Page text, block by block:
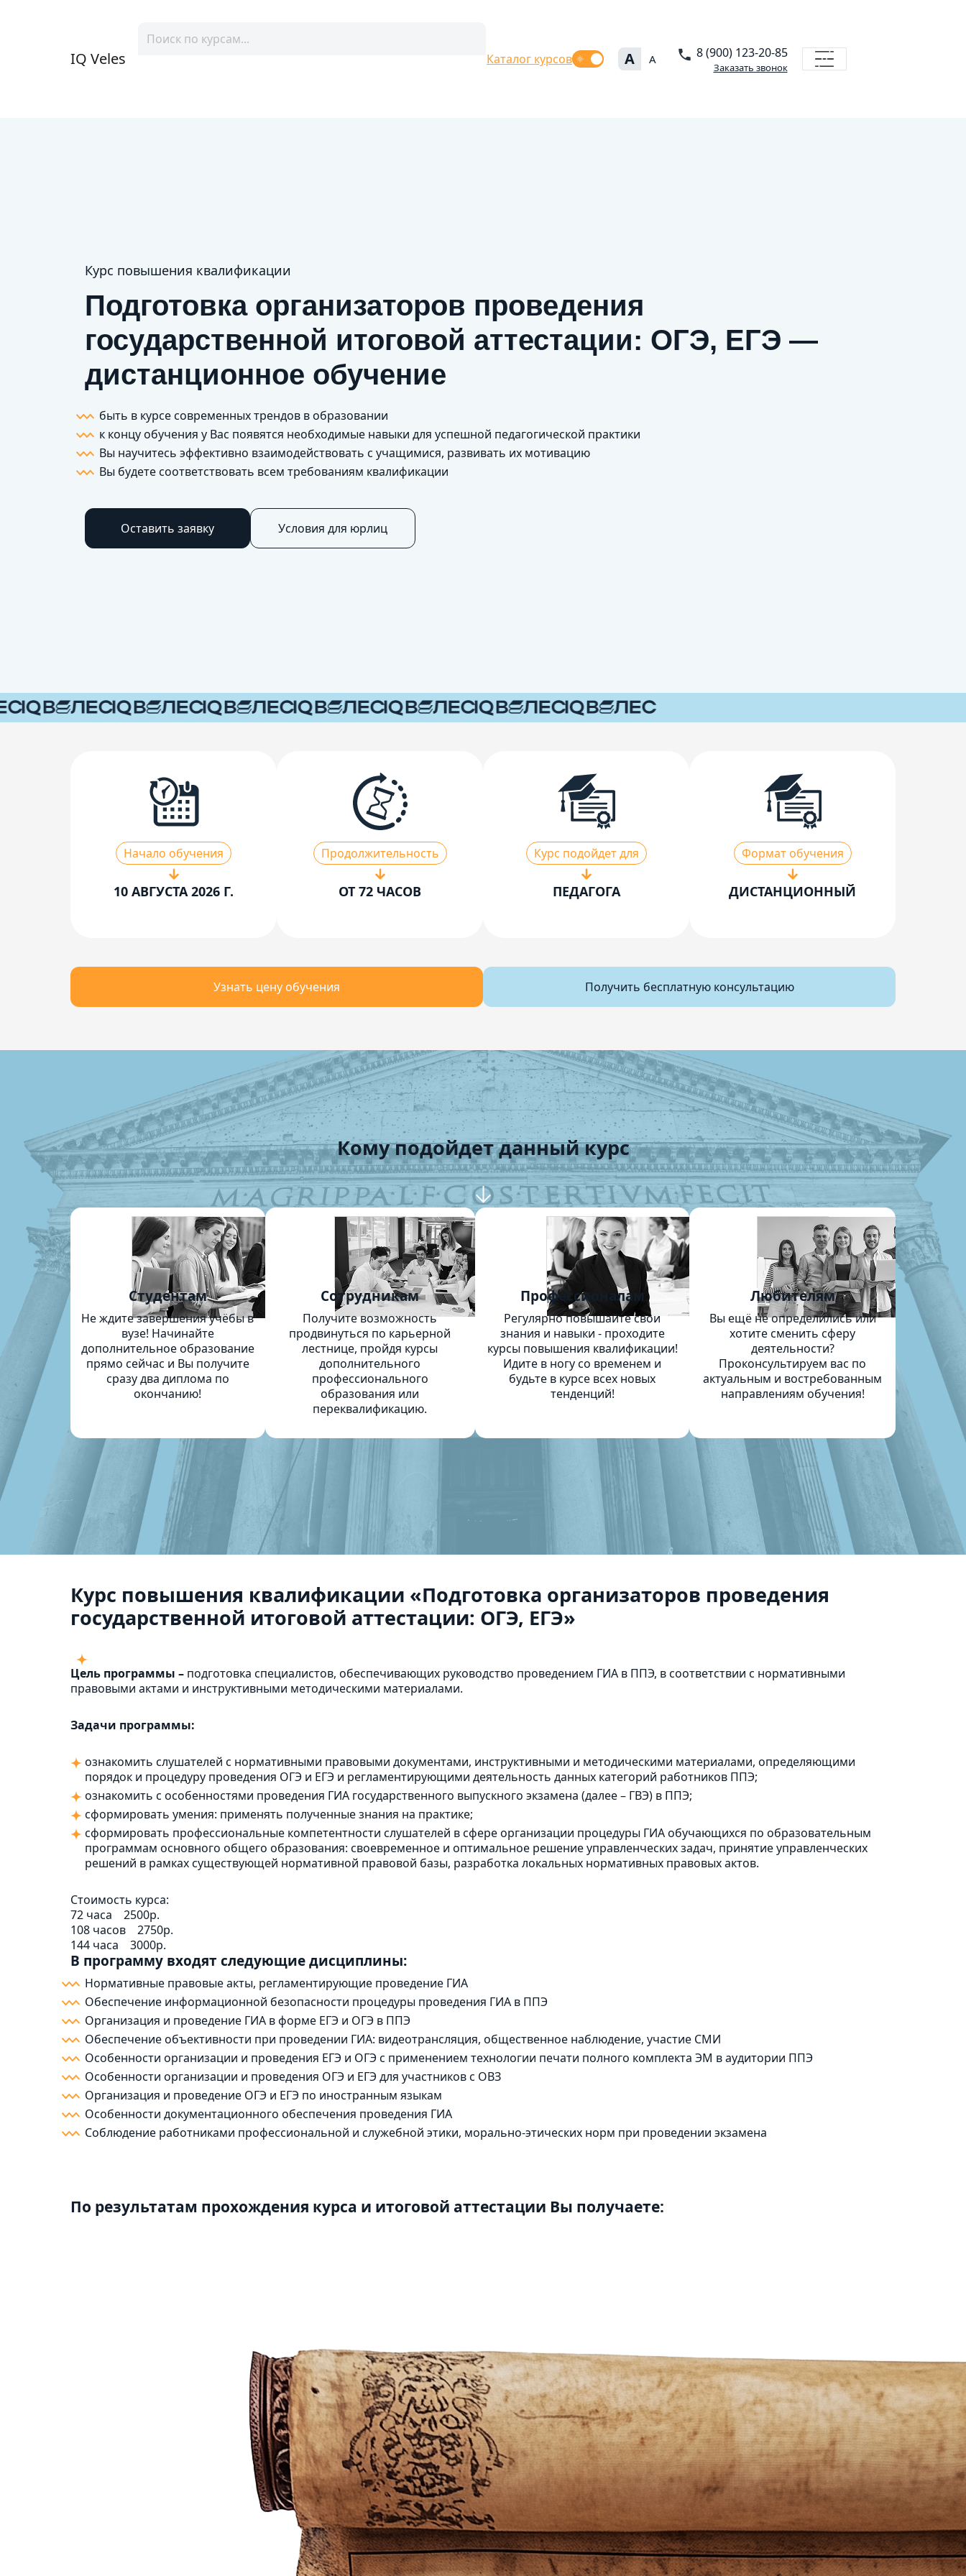
IQ Veles Каталог курсов A A 8 (900) 123-20-85
Заказать звонок
Курс повышения квалификации
Подготовка организаторов проведения
государственной итоговой аттестации: ОГЭ, ЕГЭ —
дистанционное обучение
быть в курсе современных трендов в образовании
к концу обучения у Вас появятся необходимые навыки для успешной педагогической практики
Вы научитесь эффективно взаимодействовать с учащимися, развивать их мотивацию
Вы будете соответствовать всем требованиям квалификации
Оставить заявку Условия для юрлиц
Начало обучения
10 АВГУСТА 2026 Г.
Продолжительность
ОТ 72 ЧАСОВ
Курс подойдет для
ПЕДАГОГА
Формат обучения
ДИСТАНЦИОННЫЙ
Узнать цену обучения Получить бесплатную консультацию
Кому подойдет данный курс
Студентам
Не ждите завершения учёбы в
вузе! Начинайте
дополнительное образование
прямо сейчас и Вы получите
сразу два диплома по
окончанию!
Сотрудникам
Получите возможность
продвинуться по карьерной
лестнице, пройдя курсы
дополнительного
профессионального
образования или
переквалификацию.
Профессионалам
Регулярно повышайте свои
знания и навыки - проходите
курсы повышения квалификации!
Идите в ногу со временем и
будьте в курсе всех новых
тенденций!
Любителям
Вы ещё не определились или
хотите сменить сферу
деятельности?
Проконсультируем вас по
актуальным и востребованным
направлениям обучения!
Курс повышения квалификации «Подготовка организаторов проведения
государственной итоговой аттестации: ОГЭ, ЕГЭ»
Цель программы – подготовка специалистов, обеспечивающих руководство проведением ГИА в ППЭ, в соответствии с нормативными
правовыми актами и инструктивными методическими материалами.
Задачи программы:
ознакомить слушателей с нормативными правовыми документами, инструктивными и методическими материалами, определяющими
порядок и процедуру проведения ОГЭ и ЕГЭ и регламентирующими деятельность данных категорий работников ППЭ;
ознакомить с особенностями проведения ГИА государственного выпускного экзамена (далее – ГВЭ) в ППЭ;
сформировать умения: применять полученные знания на практике;
сформировать профессиональные компетентности слушателей в сфере организации процедуры ГИА обучающихся по образовательным
программам основного общего образования: своевременное и оптимальное решение управленческих задач, принятие управленческих
решений в рамках существующей нормативной правовой базы, разработка локальных нормативных правовых актов.
Стоимость курса:
72 часа
2500р.
108 часов
2750р.
144 часа
3000р.
В программу входят следующие дисциплины:
Нормативные правовые акты, регламентирующие проведение ГИА
Обеспечение информационной безопасности процедуры проведения ГИА в ППЭ
Организация и проведение ГИА в форме ЕГЭ и ОГЭ в ППЭ
Обеспечение объективности при проведении ГИА: видеотрансляция, общественное наблюдение, участие СМИ
Особенности организации и проведения ЕГЭ и ОГЭ с применением технологии печати полного комплекта ЭМ в аудитории ППЭ
Особенности организации и проведения ОГЭ и ЕГЭ для участников с ОВЗ
Организация и проведение ОГЭ и ЕГЭ по иностранным языкам
Особенности документационного обеспечения проведения ГИА
Соблюдение работниками профессиональной и служебной этики, морально-этических норм при проведении экзамена
По результатам прохождения курса и итоговой аттестации Вы получаете: